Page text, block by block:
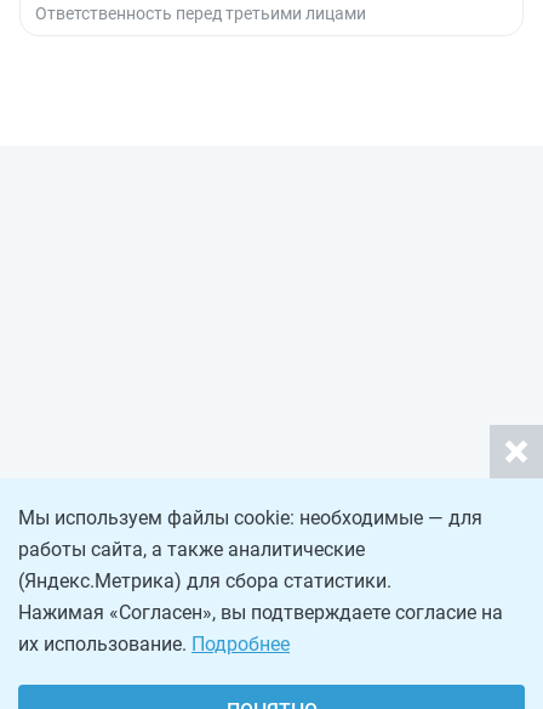
Ответственность перед третьими лицами
Мы используем файлы cookie: необходимые — для
работы сайта, а также аналитические
(Яндекс.Метрика) для сбора статистики.
Нажимая «Согласен», вы подтверждаете согласие на
их использование. Подробнее